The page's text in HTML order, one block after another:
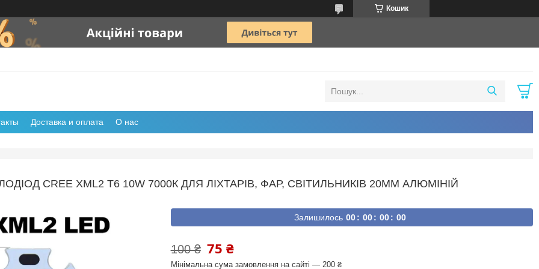
Кошик
Доставка и оплата О нас
CREE XML2 T6 10W 7000К ДЛЯ ЛІХТАРІВ, ФАР, СВІТИЛЬНИКІВ 20ММ АЛЮМІНІЙ
Залишилось 00 00 00 00
100 ₴ 75 ₴
Мінімальна сума замовлення на сайті — 200 ₴